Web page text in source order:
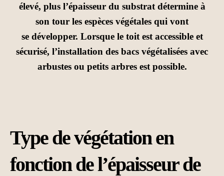
élevé, plus l’épaisseur du substrat détermine à
son tour les espèces végétales qui vont
se développer. Lorsque le toit est accessible et
sécurisé, l’installation des bacs végétalisées avec
arbustes ou petits arbres est possible.
Type de végétation en
fonction de l’épaisseur de